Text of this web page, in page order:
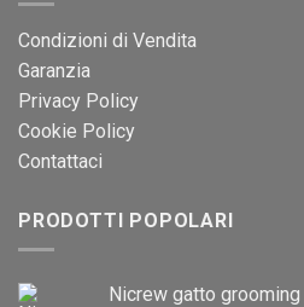
Condizioni di Vendita
Garanzia
Privacy Policy
Cookie Policy
Contattaci
PRODOTTI POPOLARI
Nicrew gatto